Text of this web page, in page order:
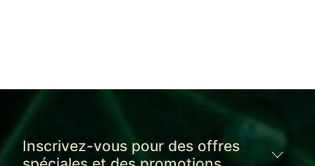
Inscrivez-vous pour des offres